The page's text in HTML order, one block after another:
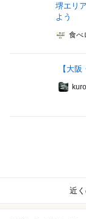
堺エリ
よう
食べ
【大
近